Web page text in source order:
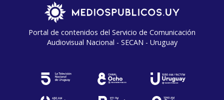
Portal de contenidos del Servicio de Comunicación
Audiovisual Nacional - SECAN - Uruguay